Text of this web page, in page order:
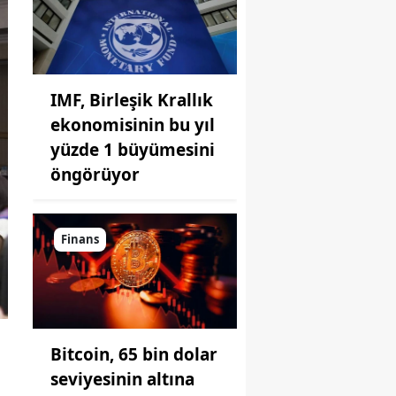
IMF, Birleşik Krallık
ekonomisinin bu yıl
yüzde 1 büyümesini
öngörüyor
Finans
Bitcoin, 65 bin dolar
seviyesinin altına